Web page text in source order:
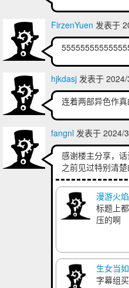
FirzenYuen 发表于
hjkdasj 发表于
连着两部异色作
fangnl 发表于 2024/
感谢楼主分享，
之前见过特别清
漫游火焰
标题上
压的啊
生女当
字幕组